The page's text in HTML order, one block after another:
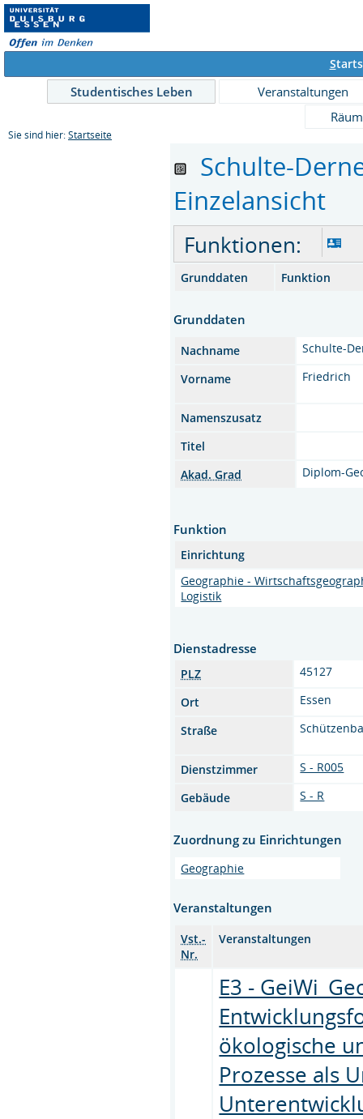
S
Studentisches Leben
Veranstaltungen
Sie sind hier: Startseite
Schulte-
Einzelansicht
Funktionen:
Grunddaten Funktion
Grunddaten
Nachname
Schulte-
Vorname
Friedrich
Namenszusatz
Titel
Akad. Grad
Diplom-
Funktion
Einrichtung
Geographie -
Logistik
Dienstadresse
PLZ
45127
Ort
Essen
Straße
Dienstzimmer
S - R005
Gebäude
S - R
Zuordnung zu Einrichtungen
Geographie
Veranstaltungen
Vst.-
Nr.
Veranstaltungen
E3 -
ökologische
Prozesse als